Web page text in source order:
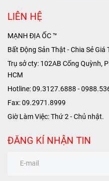
LIÊN HỆ
MẠNH ĐỊA ỐC ™
Bất Động Sản Thật - Chia Sẻ Giá
Trụ sở cty: 102AB Cống Quỳnh,
HCM
Hotline: 09.3127.6888 -
Fax: 09.2971.8999
Giờ Làm Việc: Thứ 2 - Chủ nhật.
ĐĂNG KÍ NHẬN TIN